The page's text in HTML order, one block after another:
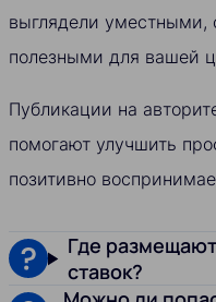
выглядели
полезными для вашей
Публикации на
помогают улучшить
позитивно
Где
ставок?